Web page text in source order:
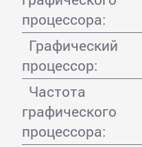
процессора:
Графический
процессор:
Частота
графического
процессора: